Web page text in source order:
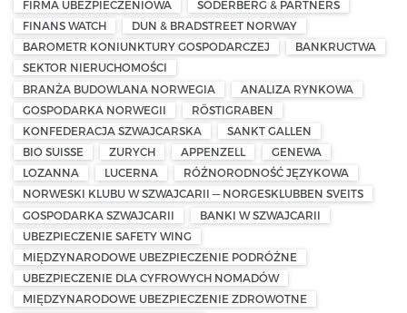
FIRMA UBEZPIECZENIOWA
SÖDERBERG & PARTNERS
FINANS WATCH
DUN & BRADSTREET NORWAY
BAROMETR KONIUNKTURY GOSPODARCZEJ
BANKRUCTWA
SEKTOR NIERUCHOMOŚCI
BRANŻA BUDOWLANA NORWEGIA
ANALIZA RYNKOWA
GOSPODARKA NORWEGII
RÖSTIGRABEN
KONFEDERACJA SZWAJCARSKA
SANKT GALLEN
BIO SUISSE
ZURYCH APPENZELL
GENEWA
LOZANNA
LUCERNA
RÓŻNORODNOŚĆ JĘZYKOWA
NORWESKI KLUBU W SZWAJCARII — NORGESKLUBBEN SVEITS
GOSPODARKA SZWAJCARII
BANKI W SZWAJCARII
UBEZPIECZENIE SAFETY WING
MIĘDZYNARODOWE UBEZPIECZENIE PODRÓŻNE
UBEZPIECZENIE DLA CYFROWYCH NOMADÓW
MIĘDZYNARODOWE UBEZPIECZENIE ZDROWOTNE